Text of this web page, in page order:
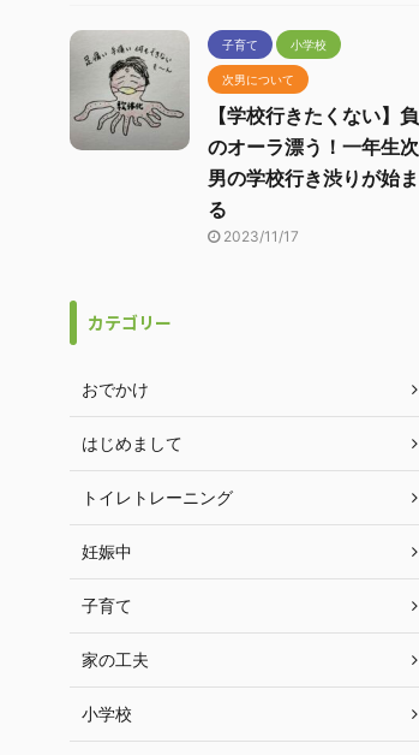
子育て 小学校
次男について
【学校行きたくない】負
のオーラ漂う！一年生次
男の学校行き渋りが始ま
る
2023/11/17
カテゴリー
おでかけ
はじめまして
トイレトレーニング
妊娠中
子育て
家の工夫
小学校